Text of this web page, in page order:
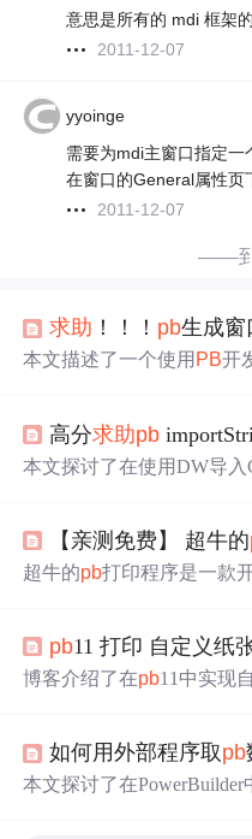
意思是所有的 mdi 框架
2011-12-07
yyoinge
需要为mdi主窗口指定一
在窗口的General属性页
2011-12-07
——
求助 ！！！ pb生成窗
本文描述了一个使用 PB开
问题的方法。
高分求助pb
本文探讨了在使用DW导
【亲测免费】 超牛的
超牛的pb打印程序是一款
向社区高手
求助，共同完
pb11 打印 自定义纸
博客介绍了在pb11中实现
境信息、设置纸张大小、
如何用外部程序取pb
本文探讨了在